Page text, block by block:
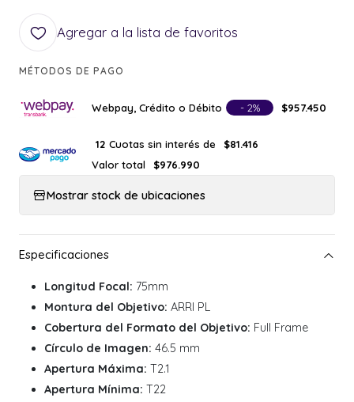
Agregar a la lista de favoritos
MÉTODOS DE PAGO
Webpay, Crédito o Débito - 2% $957.450
12 Cuotas sin interés de
$81.416
Valor total
$976.990
Mostrar stock de ubicaciones
Longitud Focal: 75mm
Montura del Objetivo: ARRI PL
Cobertura del Formato del Objetivo: Full Frame
Círculo de Imagen: 46.5 mm
Apertura Máxima: T2.1
Apertura Mínima: T22